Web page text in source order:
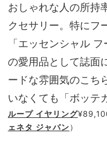
おしゃれな人の所持
クセサリー。特にフ
「エッセンシャル
の愛用品として誌面
ードな雰囲気のこち
いなくても「ボッテ
ループ イヤリング
ェネタ ジャパン）